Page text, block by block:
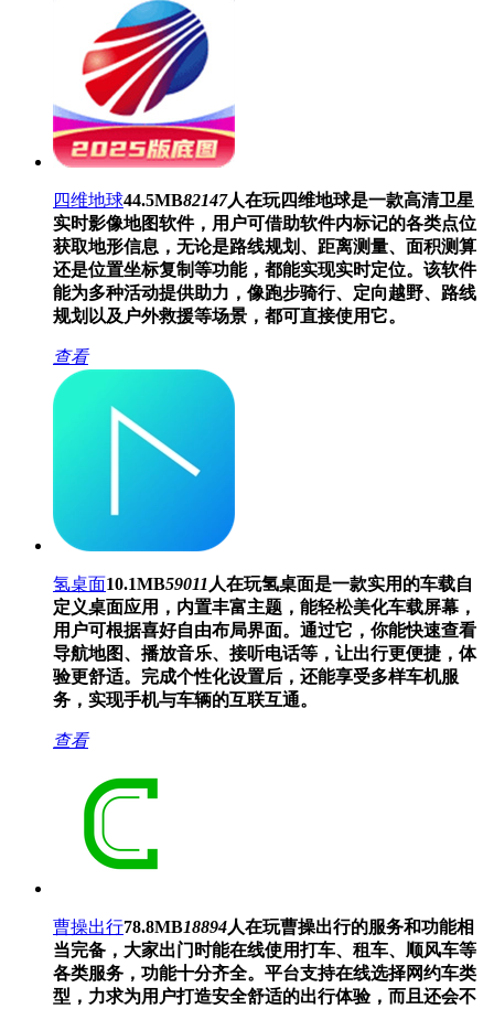
四维地球44.5MB82147人在玩四维地球是一款高清卫星
实时影像地图软件，用户可借助软件内标记的各类点位
获取地形信息，无论是路线规划、距离测量、面积测算
还是位置坐标复制等功能，都能实现实时定位。该软件
能为多种活动提供助力，像跑步骑行、定向越野、路线
规划以及户外救援等场景，都可直接使用它。
查看
氢桌面10.1MB59011 人在玩氢桌面是一款实用的车载自
定义桌面应用，内置丰富主题，能轻松美化车载屏幕，
用户可根据喜好自由布局界面。通过它，你能快速查看
导航地图、播放音乐、接听电话等，让出行更便捷，体
验更舒适。完成个性化设置后，还能享受多样车机服
务，实现手机与车辆的互联互通。
查看
曹操出行78.8MB18894人在玩曹操出行的服务和功能相
当完备，大家出门时能在线使用打车、租车、顺风车等
各类服务，功能十分齐全。平台支持在线选择网约车类
型，力求为用户打造安全舒适的出行体验，而且还会不